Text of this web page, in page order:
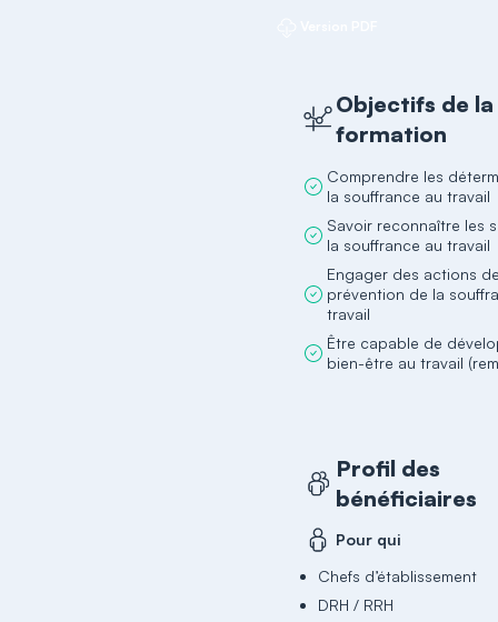
Objectifs de la
formation
Comprendre les
la souffrance au travail
Savoir reconnaître les
la souffrance au travail
Engager des actions
prévention de la
travail
Être capable de
bien-être au travail
Profil des
bénéficiaires
Pour qui
Chefs d’établissement
DRH / RRH